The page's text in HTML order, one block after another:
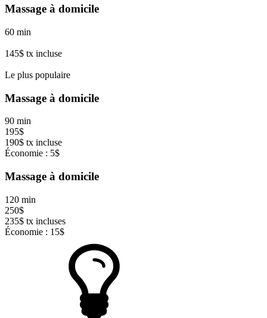
Massage à domicile
60 min
145$ tx incluse
Le plus populaire
Massage à domicile
90 min
195$
190$ tx incluse
Économie : 5$
Massage à domicile
120 min
250$
235$ tx incluses
Économie : 15$